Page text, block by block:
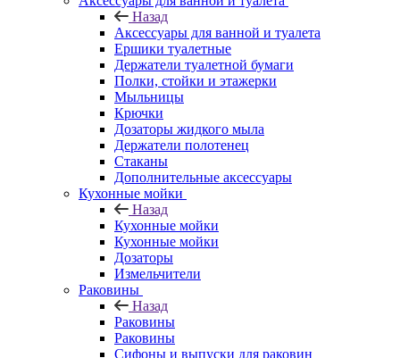
Назад
Аксессуары для ванной и туалета
Ершики туалетные
Держатели туалетной бумаги
Полки, стойки и этажерки
Мыльницы
Крючки
Дозаторы жидкого мыла
Держатели полотенец
Стаканы
Дополнительные аксессуары
Кухонные мойки
Назад
Кухонные мойки
Кухонные мойки
Дозаторы
Измельчители
Раковины
Назад
Раковины
Раковины
Сифоны и выпуски для раковин